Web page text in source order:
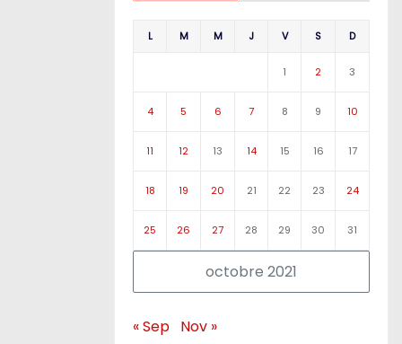
octobre 2021
L M M J V S D
1 2 3
4 5 6 7 8 9 10
11 12 13 14 15 16 17
18 19 20 21 22 23 24
25 26 27 28 29 30 31
« Sep Nov »